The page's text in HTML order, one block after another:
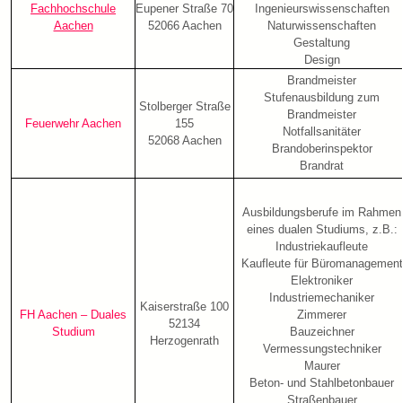
Fachhochschule
Aachen
Eupener Straße 70
52066 Aachen
Ingenieurswissenschaften
Naturwissenschaften
Gestaltung
Design
Feuerwehr Aachen
Stolberger Straße
155
52068 Aachen
Brandmeister
Stufenausbildung zum
Brandmeister
Notfallsanitäter
Brandoberinspektor
Brandrat
FH Aachen – Duales
Studium
Kaiserstraße 100
52134
Herzogenrath
Ausbildungsberufe im Rahmen
eines dualen Studiums, z.B.:
Industriekaufleute
Kaufleute für Büromanagement
Elektroniker
Industriemechaniker
Zimmerer
Bauzeichner
Vermessungstechniker
Maurer
Beton- und Stahlbetonbauer
Straßenbauer